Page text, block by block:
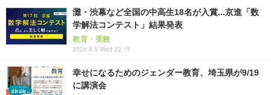
灘・渋幕など全国の中高生18名が入賞...京進「数
学解法コンテスト」結果発表
教育・受験
2026.8.5 Wed 22:15
幸せになるためのジェンダー教育、埼玉県が9/19
に講演会